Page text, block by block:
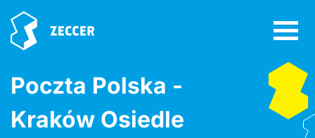
Poczta Polska -
Kraków Osiedle